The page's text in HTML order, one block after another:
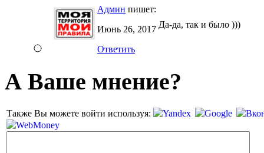
Админ пишет:
Июнь 26, 2017
Ответить
Да-да, так и было )))
А Ваше мнение?
Также Вы можете войти используя: